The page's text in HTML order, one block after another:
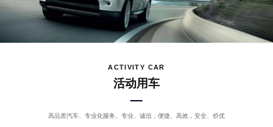
ACTIVITY CAR
活动用车
高品质汽车、专业化服务。专业、诚信，便捷、高效，安全、价优